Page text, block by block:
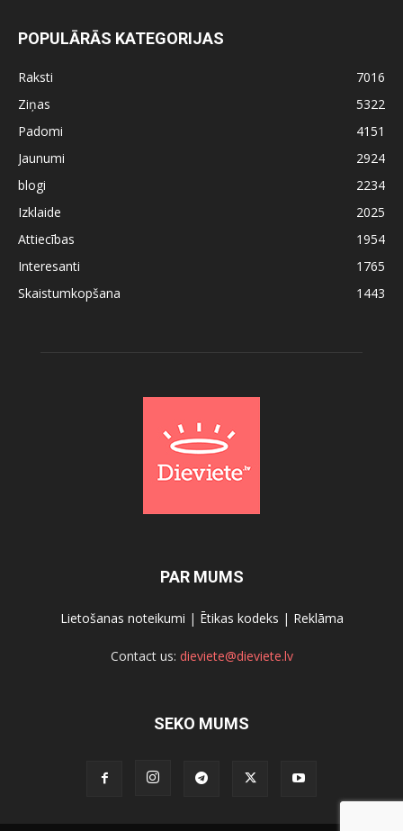
POPULĀRĀS KATEGORIJAS
Raksti
7016
Ziņas
5322
Padomi
4151
Jaunumi
2924
blogi
2234
Izklaide
2025
Attiecības
1954
Interesanti
1765
Skaistumkopšana
1443
PAR MUMS
Lietošanas noteikumi | Ētikas kodeks | Reklāma
Contact us: dieviete@dieviete.lv
SEKO MUMS